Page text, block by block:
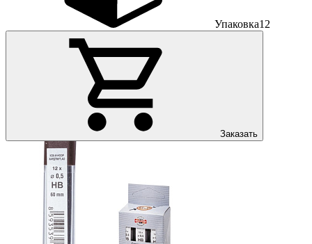
Упаковка12
Заказать